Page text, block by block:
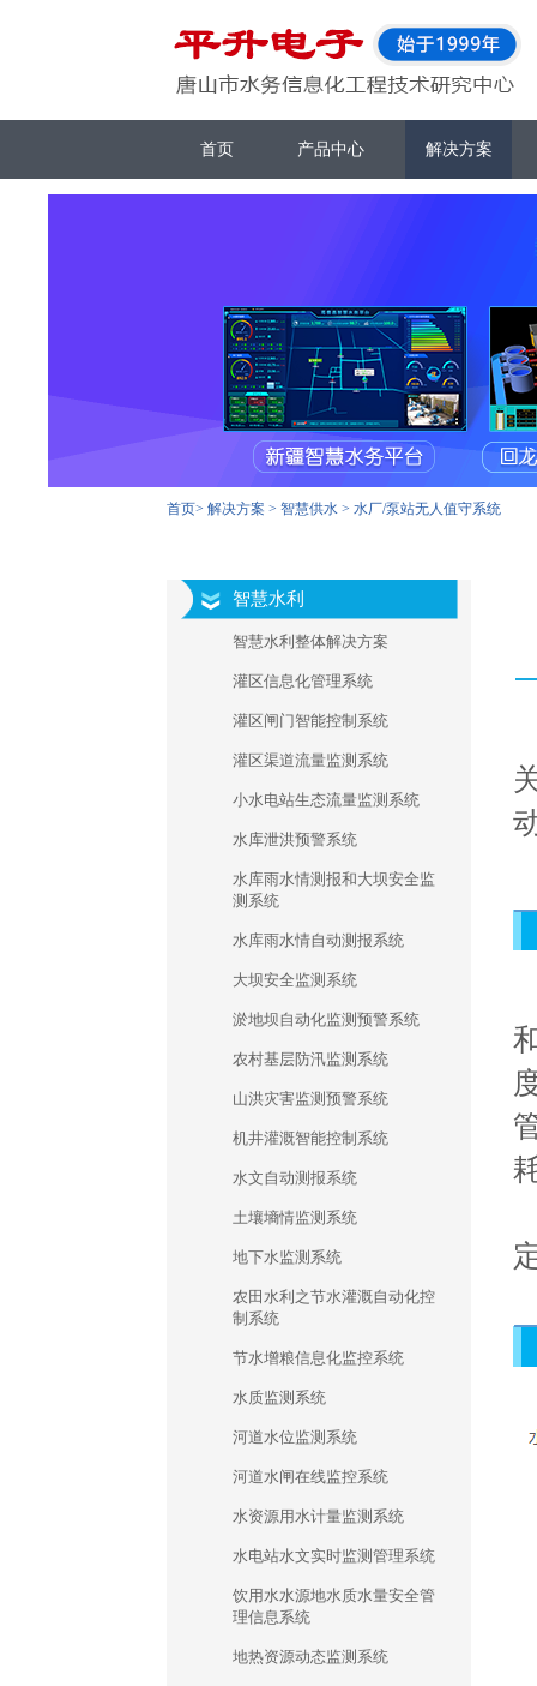
首页 产品中心 解决方案
首页> 解决方案 > 智慧供水> 水厂/泵站无人值守系统
智慧水利
智慧水利整体解决方案
灌区信息化管理系统
灌区闸门智能控制系统
灌区渠道流量监测系统
小水电站生态流量监测系统
水库泄洪预警系统
水库雨水情测报和大坝安全监
测系统
水库雨水情自动测报系统
大坝安全监测系统
淤地坝自动化监测预警系统
农村基层防汛监测系统
山洪灾害监测预警系统
机井灌溉智能控制系统
水文自动测报系统
土壤墒情监测系统
地下水监测系统
农田水利之节水灌溉自动化控
制系统
节水增粮信息化监控系统
水质监测系统
河道水位监测系统
河道水闸在线监控系统
水资源用水计量监测系统
水电站水文实时监测管理系统
饮用水水源地水质水量安全管
理信息系统
地热资源动态监测系统